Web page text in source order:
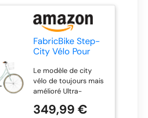
FabricBike Step-
City Vélo Pour
Vert, Unique
Le modèle de city
vélo de toujours mais
amélioré Ultra-
aluminium Moyeu
349,99 €